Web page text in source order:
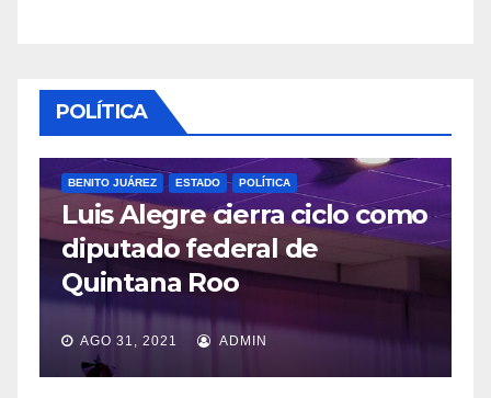
POLÍTICA
BENITO JUÁREZ ESTADO POLÍTICA
Luis Alegre cierra ciclo como
diputado federal de
Quintana Roo
AGO 31, 2021 ADMIN